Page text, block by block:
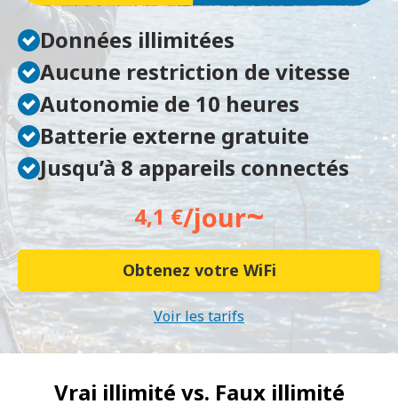
Données illimitées
Aucune restriction de vitesse
Autonomie de 10 heures
Batterie externe gratuite
Jusqu’à 8 appareils connectés
4,1 €/jour~
Obtenez votre WiFi
Voir les tarifs
Vrai illimité vs. Faux illimité